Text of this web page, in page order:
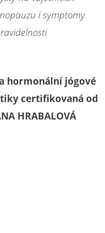
i symptomy
hormonální jógové
certifikovaná od
HRABALOVÁ